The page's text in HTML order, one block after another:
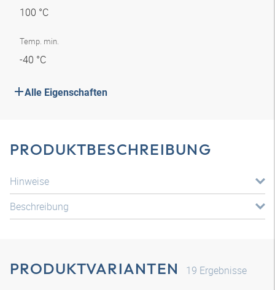
100 °C
Temp. min.
-40 °C
Alle Eigenschaften
PRODUKTBESCHREIBUNG
Hinweise
Beschreibung
PRODUKTVARIANTEN 19 Ergebnisse